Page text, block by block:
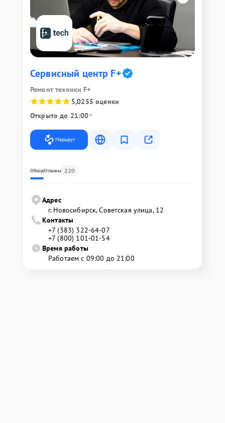
Сервисный центр F+
Ремонт техники F+
5,0255 оценки
Открыто до 21:00
Маршрут
ОбзорОтзывы 220
Адрес
г. Новосибирск, Советская улица, 12
Контакты
+7 (383) 322-64-07
+7 (800) 101-01-54
Время работы
Работаем с 09:00 до 21:00